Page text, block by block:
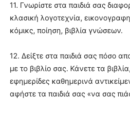
11. Γνωρίστε στα παιδιά σας
κλασική λογοτεχνία,
κόµικς, ποίηση, βιβλία γνώσεων.
12. Δείξτε στα παιδιά σας πόσο
µε το βιβλίο σας. Κάνετε τα
εφηµερίδες καθηµερινά
αφήστε τα παιδιά σας «να σας